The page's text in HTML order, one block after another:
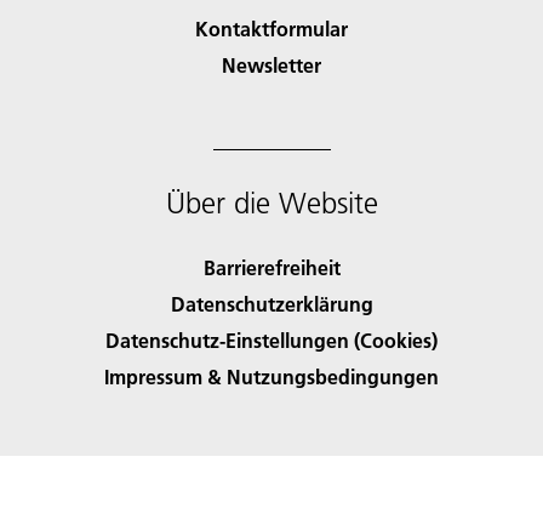
Kontaktformular
Newsletter
Über die Website
Barrierefreiheit
Datenschutzerklärung
Datenschutz-Einstellungen (Cookies)
Impressum & Nutzungsbedingungen